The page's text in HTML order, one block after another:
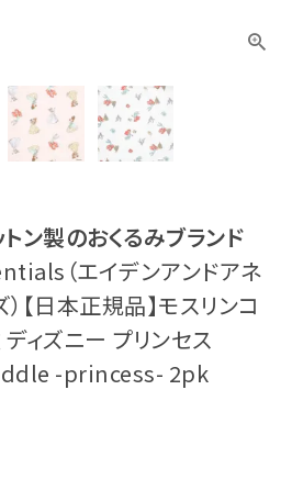
ン製のおくるみブランド
（エイデンアンドアネ
【日本正規品】モスリンコ
ィズニー プリンセス
-princess- 2pk